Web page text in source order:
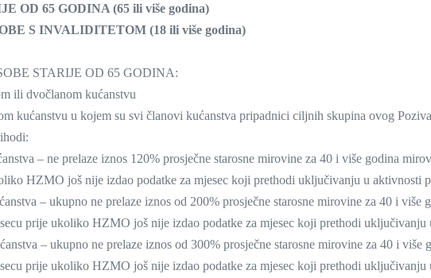
OD 65 GODINA (65 ili više godina)
S INVALIDITETOM (18 ili više godina)
STARIJE OD 65 GODINA:
ili dvočlanom kućanstvu
kućanstvu u kojem su svi članovi kućanstva pripadnici ciljnih skupina ovog
– ne prelaze iznos 120% prosječne starosne mirovine za 40 i više godina
HZMO još nije izdao podatke za mjesec koji prethodi uključivanju u aktivnosti
– ukupno ne prelaze iznos od 200% prosječne starosne mirovine za 40 i
prije ukoliko HZMO još nije izdao podatke za mjesec koji prethodi
– ukupno ne prelaze iznos od 300% prosječne starosne mirovine za 40 i
prije ukoliko HZMO još nije izdao podatke za mjesec koji prethodi